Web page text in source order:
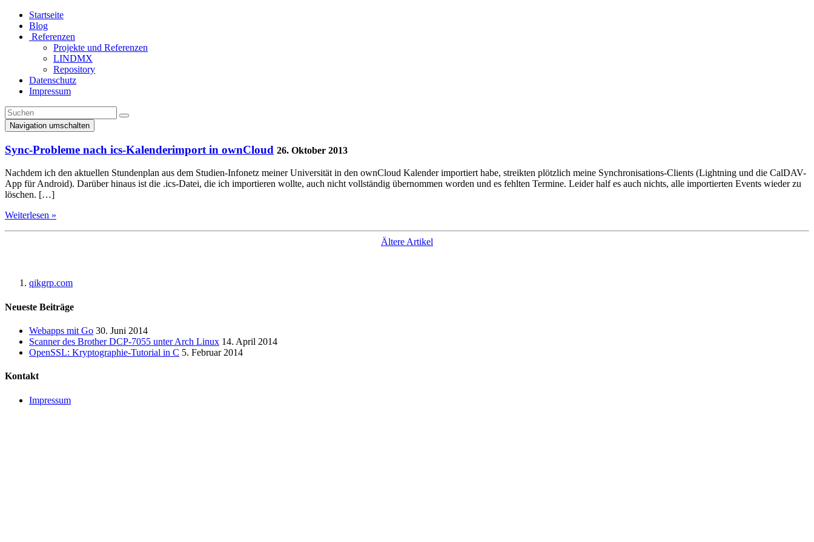
Startseite
Blog
Referenzen
Projekte und Referenzen
LINDMX
Repository
Datenschutz
Impressum
Navigation umschalten
Sync-Probleme nach ics-Kalenderimport in ownCloud 26. Oktober 2013
Nachdem ich den aktuellen Stundenplan aus dem Studien-Infonetz meiner Universität in den ownCloud Kalender importiert habe, streikten plötzlich meine Synchronisations-Clients (Lightning und die CalDAV-
App für Android). Darüber hinaus ist die .ics-Datei, die ich importieren wollte, auch nicht vollständig übernommen worden und es fehlten Termine. Leider half es auch nichts, alle importierten Events wieder zu
löschen. […]
Weiterlesen »
Ältere Artikel
qikgrp.com
Neueste Beiträge
Webapps mit Go 30. Juni 2014
Scanner des Brother DCP-7055 unter Arch Linux 14. April 2014
OpenSSL: Kryptographie-Tutorial in C 5. Februar 2014
Kontakt
Impressum